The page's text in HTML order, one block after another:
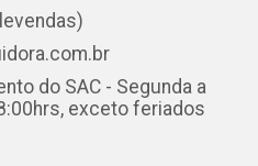
do SAC - Segunda a
exceto feriados